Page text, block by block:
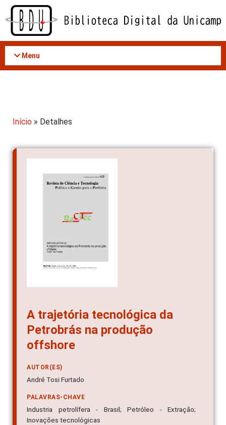
Acessar
conteúdo
Menu
Início » Detalhes
A trajetória tecnológica da
Petrobrás na produção
offshore
AUTOR(ES)
André Tosi Furtado
PALAVRAS-CHAVE
Industria petrolífera - Brasil; Petróleo - Extração;
Inovações tecnológicas